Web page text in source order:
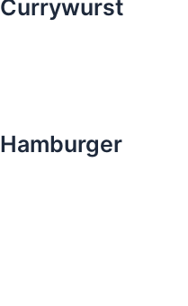
Currywurst
Hamburger